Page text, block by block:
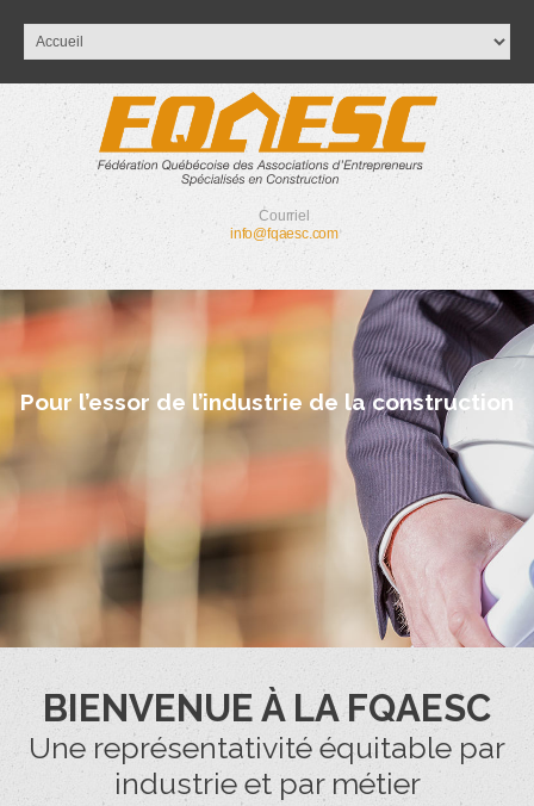
Courriel
info@fqaesc.com
Pour l’essor de l’industrie de la construction
BIENVENUE À LA FQAESC
Une représentativité équitable par
industrie et par métier